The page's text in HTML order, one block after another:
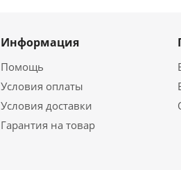
Информация
Помощь
Условия оплаты
Условия доставки
Гарантия на товар